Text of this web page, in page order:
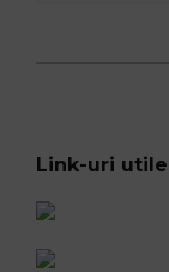
Link-uri utile